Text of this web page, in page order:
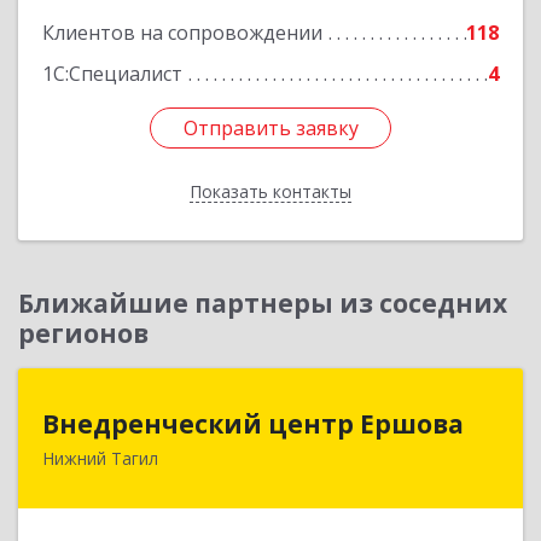
Клиентов на сопровождении
118
1С:Специалист
4
Отправить заявку
Показать контакты
Отправить заявку
Назад
Ближайшие партнеры из соседних
регионов
Внедренческий центр Ершова
Нижний Тагил
Внедренческий центр Ершова
622030, Свердловская обл, Нижний Тагил г,